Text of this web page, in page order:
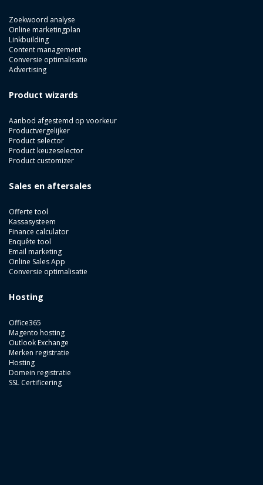
Zoekwoord analyse
Online marketingplan
Linkbuilding
Content management
Conversie optimalisatie
Advertising
Product wizards
Aanbod afgestemd op voorkeur
Productvergelijker
Product selector
Product keuzeselector
Product customizer
Sales en aftersales
Offerte tool
Kassasysteem
Finance calculator
Enquête tool
Email marketing
Online Sales App
Conversie optimalisatie
Hosting
Office365
Magento hosting
Outlook Exchange
Merken registratie
Hosting
Domein registratie
SSL Certificering